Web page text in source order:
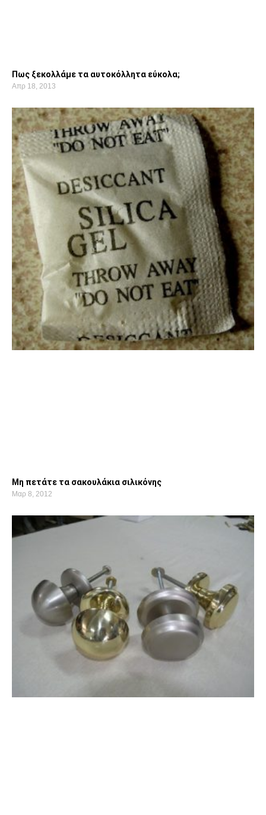
Πως ξεκολλάμε τα αυτοκόλλητα εύκολα;
Απρ 18, 2013
Μη πετάτε τα σακουλάκια σιλικόνης
Μαρ 8, 2012